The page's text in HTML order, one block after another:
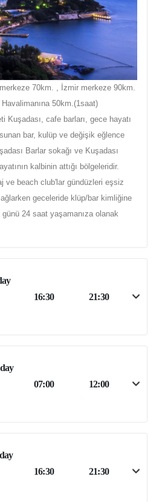
70km. , İzmir merkeze 90km.
50km.(1saat)
Kuşadası, cafe barları, gece hayatı
bar, kulüp ve değişik eğlence
Barlar sokağı ve Kuşadası
kalbinin attığı bölgeleridir.
ve beach club'lar gündüzleri eşsiz
geceleride klüp/bar kimliğine
günü 24 saat yaşamanıza olanak
16:30 21:30
07:00 12:00
16:30 21:30